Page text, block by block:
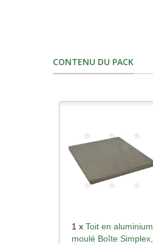
CONTENU DU PACK
Aperçu rapide
1 x Toit en aluminium
moulé Boîte Simplex,